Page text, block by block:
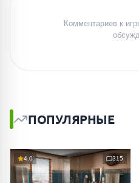
Комментариев к
ПОПУЛЯРНЫЕ
4.0 315